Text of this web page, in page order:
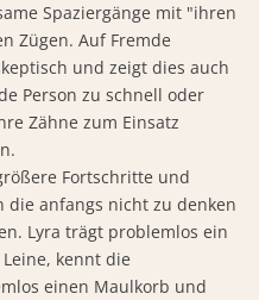
Spaziergänge mit "ihren
Zügen. Auf Fremde
und zeigt dies auch
Person zu schnell oder
Zähne zum Einsatz
Fortschritte und
anfangs nicht zu denken
Lyra trägt problemlos ein
kennt die
einen Maulkorb und